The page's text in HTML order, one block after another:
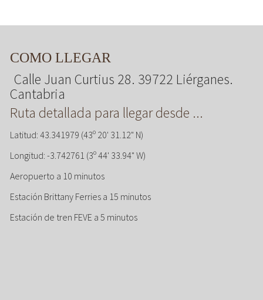
COMO LLEGAR
Calle Juan Curtius 28. 39722 Liérganes.
Cantabria
Ruta detallada para llegar desde ...
Latitud: 43.341979 (43º 20' 31.12" N)
Longitud: -3.742761 (3º 44' 33.94" W)
Aeropuerto a 10 minutos
Estación Brittany Ferries a 15 minutos
Estación de tren FEVE a 5 minutos